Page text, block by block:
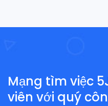
Mạng tìm việc
viên với quý